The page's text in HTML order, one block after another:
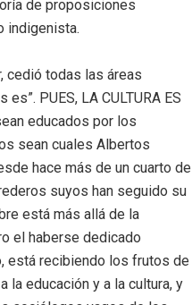
de proposiciones
indigenista.
cedió todas las áreas
PUES, LA CULTURA ES
educados por los
sean cuales Albertos
hace más de un cuarto de
suyos han seguido su
está más allá de la
el haberse dedicado
está recibiendo los frutos de
la educación y a la cultura, y